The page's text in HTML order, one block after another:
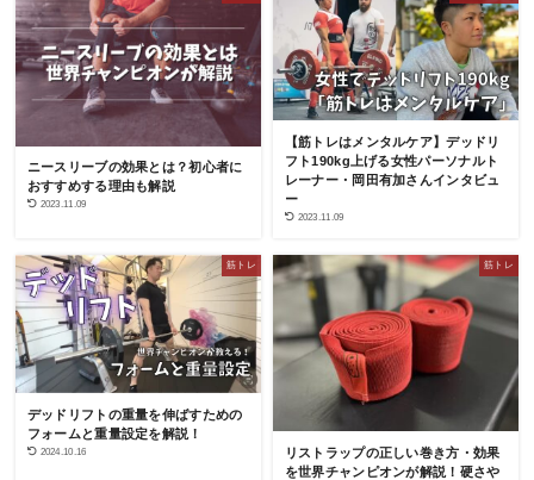
ニースリーブの効果とは？初心者に
おすすめする理由も解説
2023.11.09
【筋トレはメンタルケア】デッドリ
フト190kg上げる女性パーソナルト
レーナー・岡田有加さんインタビュ
ー
2023.11.09
筋トレ
デッドリフトの重量を伸ばすための
フォームと重量設定を解説！
2024.10.16
筋トレ
リストラップの正しい巻き方・効果
を世界チャンピオンが解説！硬さや